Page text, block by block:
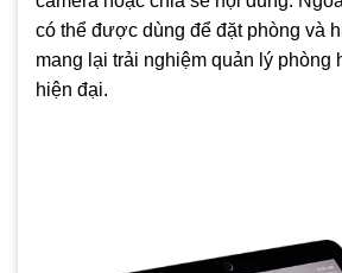
có thể được dùng để đặt phòng và
mang lại trải nghiệm quản lý phòng
hiện đại.